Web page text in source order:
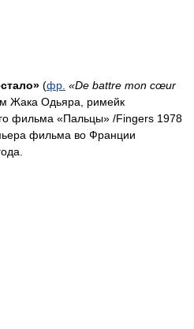
(фр. «De battre mon cœur
Жака Одьяра, римейк
фильма «Пальцы» /Fingers 1978
фильма во Франции